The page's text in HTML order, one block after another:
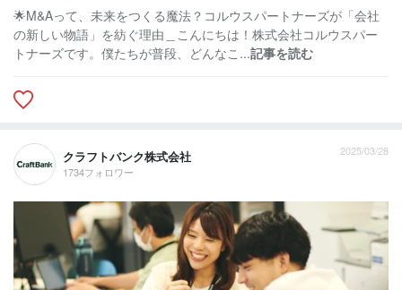
🌟M&Aって、未来をつくる魔法？コルウスパートナーズが「会社
の新しい物語」を紡ぐ理由＿こんにちは！株式会社コルウスパー
トナーズです。僕たちが普段、どんなこ...記事を読む
クラフトバンク株式会社
1734フォロワー
2025/03/28